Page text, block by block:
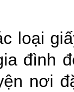
loại
đình
nơi